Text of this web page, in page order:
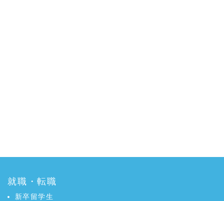
就職・転職
新卒留学生